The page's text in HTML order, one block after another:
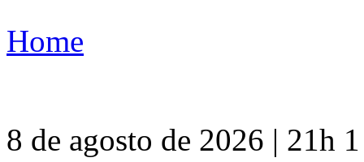
Home
8 de agosto de 2026 | 21h